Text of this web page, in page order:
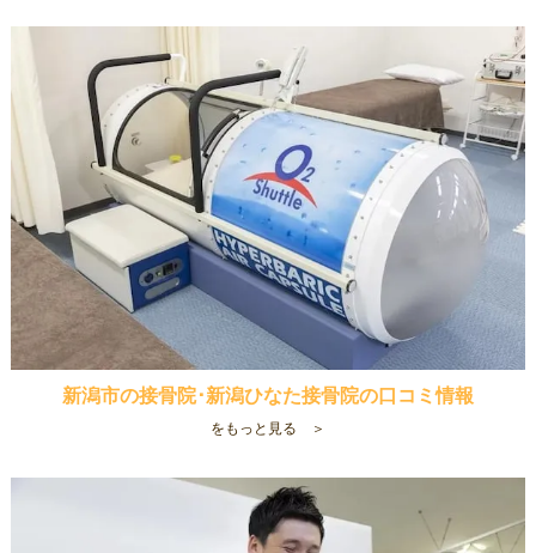
新潟市の接骨院･新潟ひなた接骨院の口コミ情報
をもっと見る ＞